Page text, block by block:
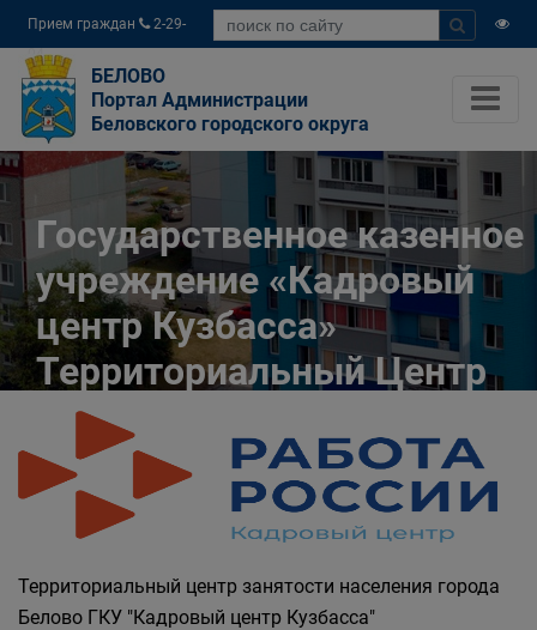
Прием граждан
2-29-
04
БЕЛОВО
Портал Администрации
Беловского городского округа
Государственное казенное
учреждение «Кадровый
центр Кузбасса»
Территориальный Центр
занятости населения
города Белово
Главная
Государственные органы и службы
информируют
Государственное казенное учреждение
Территориальный центр занятости населения города
Белово ГКУ "Кадровый центр Кузбасса"